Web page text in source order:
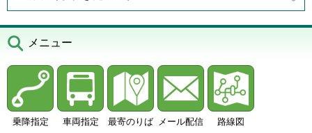
メニュー
乗降指定 車両指定 最寄のりば メール配信 路線図